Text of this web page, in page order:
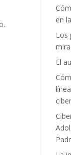
en
Los
El